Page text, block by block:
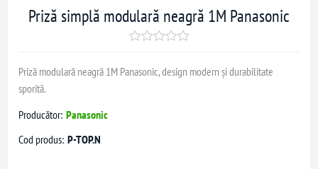
Priză simplă modulară neagră 1M Panasonic
Priză modulară neagră 1M Panasonic, design modern și durabilitate
sporită.
Producător: Panasonic
Cod produs: P-TOP.N